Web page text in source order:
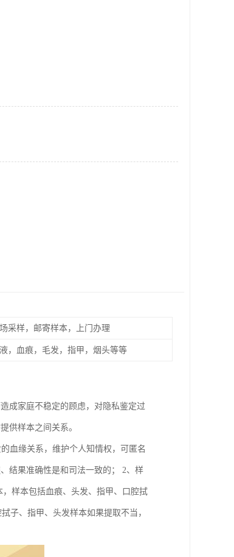
采样，邮寄样本，上门办理
，血痕，毛发，指甲，烟头等等
成家庭不稳定的顾虑，对隐私鉴定过
供样本之间关系。
血缘关系，维护个人知情权，可匿名
结果准确性是和司法一致的； 2、样
样本包括血痕、头发、指甲、口腔拭
子、指甲、头发样本如果提取不当，